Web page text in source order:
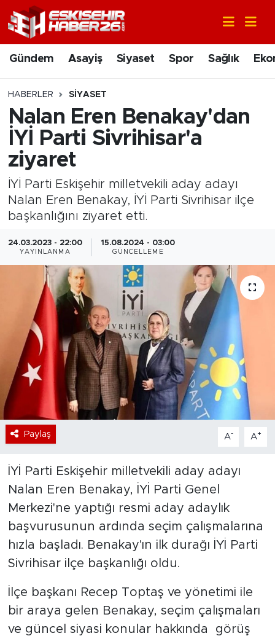
Gündem Asayiş Siyaset Spor Sağlık
HABERLER SIYASET
Nalan Eren Benakay'dan
İYİ Parti Sivrihisar'a
ziyaret
İYİ Parti Eskişehir milletvekili aday adayı
Nalan Eren Benakay, İYİ Parti Sivrihisar ilçe
başkanlığını ziyaret etti.
24.03.2023 - 22:00
YAYINLANMA
15.08.2024 - 03:00
GÜNCELLEME
Paylaş A- A+
İYİ Parti Eskişehir milletvekili aday adayı
Nalan Eren Benakay, İYİ Parti Genel
Merkezi'ne yaptığı resmi aday adaylık
başvurusunun ardında seçim çalışmalarına
hızla başladı. Benakay'ın ilk durağı İYİ Parti
Sivrihisar ilçe başkanlığı oldu.
İlçe başkanı Recep Toptaş ve yönetimi ile
bir araya gelen Benakay, seçim çalışmaları
ve güncel siyasi konular hakkında görüş
Gündem
Asayiş
Siyaset
Spor
Ekonomi
Sanat
Bölge
Teknoloji
Magazin
Dünya
Sektör
Nöbetçi Eczaneler
Hava Durumu
Trafik Durumu
Süper Lig Puan Durumu ve Fikstür
Son Dakika Haberleri